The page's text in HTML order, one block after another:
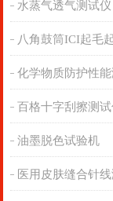
水蒸气透气测试仪
八角鼓筒ICI起毛
化学物质防护性
百格十字刮擦测试
油墨脱色试验机
医用皮肤缝合针